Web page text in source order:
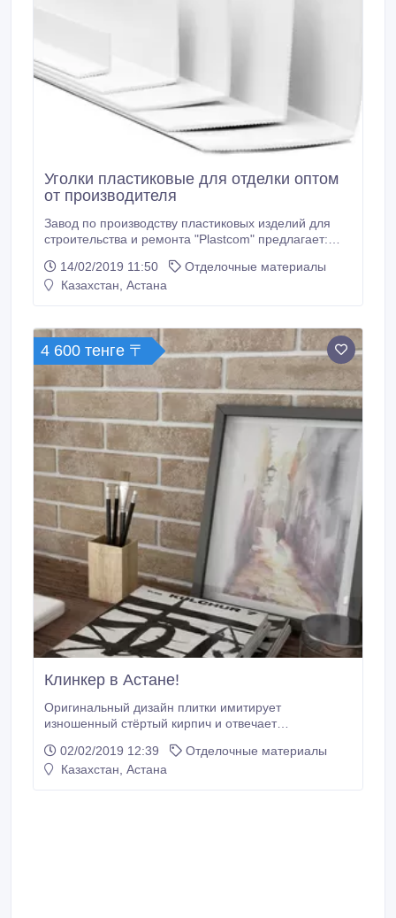
Уголки пластиковые для отделки оптом
от производителя
Завод по производству пластиковых изделий для
строительства и ремонта "Plastcom" предлагает:
отделки. Углы для кафельной плитки. Оптовые
поставки в регионы России и Казахстана.
14/02/2019 11:50
Отделочные материалы
Казахстан, Астана
4 600 тенге 〒
Клинкер в Астане!
Оригинальный дизайн плитки имитирует
изношенный стёртый кирпич и отвечает
современному городскому стилю. Цветовая гамма
коллекции представлена ненавязчивыми бежевым и
02/02/2019 12:39
Отделочные материалы
Казахстан, Астана